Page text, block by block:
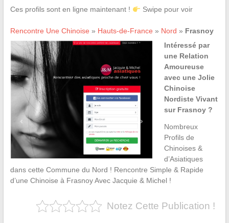
Ces profils sont en ligne maintenant ! Swipe pour voir
Rencontre Une Chinoise » Hauts-de-France » Nord » Frasnoy
Intéressé par
une Relation
Amoureuse
avec une Jolie
Chinoise
Nordiste Vivant
sur Frasnoy ?
Nombreux
Profils de
Chinoises &
d’Asiatiques
dans cette Commune du Nord ! Rencontre Simple & Rapide
d’une Chinoise à Frasnoy Avec Jacquie & Michel !
Notez Cette Publication !